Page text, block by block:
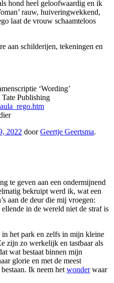
hond heel geloofwaardig en ik
rauw, huiveringwekkend,
laat de vrouw schaamteloos
aan schilderijen, tekeningen en
‘Wording’
Publishing
2022 doorGeertje Geertsma.
te geven aan een ondermijnend
bekruipt werd ik, wat een
aan de deur die mij vroegen:
in de wereld niet de straf is
het park en zelfs in mijn kleine
zijn zo werkelijk en tastbaar als
wat bestaat binnen mijn
glorie en met de meest
Ik neem het wonderwaar